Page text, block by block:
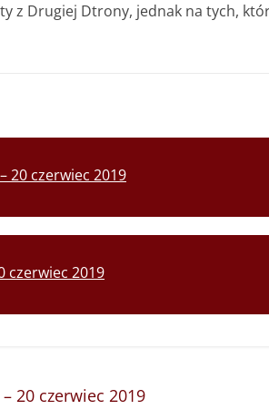
z Drugiej Dtrony, jednak na tych,
20 czerwiec 2019
czerwiec 2019
20 czerwiec 2019